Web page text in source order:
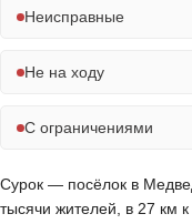
Неисправные
Не на ходу
С ограничениями
Сурок — посёлок в
тысячи жителей, в 27 км